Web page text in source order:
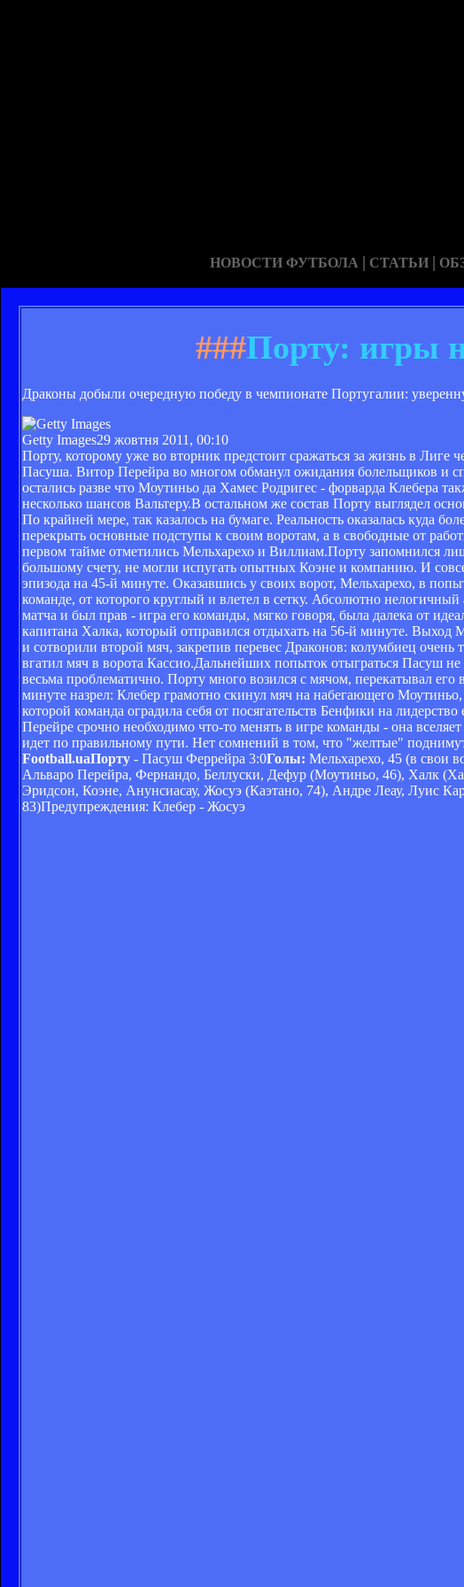
НОВОСТИ ФУТБОЛА | СТАТЬИ |
###Порту: игры
Драконы добыли очередную победу в чемпионате Португалии:
Getty Images29 жовтня 2011, 00:10
Порту, которому уже во вторник предстоит сражаться за жизнь в
Пасуша. Витор Перейра во многом обманул ожидания болельщиков и
остались разве что Моутиньо да Хамес Родригес - форварда Клебера
несколько шансов Вальтеру.В остальном же состав Порту выглядел
По крайней мере, так казалось на бумаге. Реальность оказалась куда
перекрыть основные подступы к своим воротам, а в свободные от
первом тайме отметились Мельхарехо и Виллиам.Порту запомнился
большому счету, не могли испугать опытных Коэне и компанию. И
эпизода на 45-й минуте. Оказавшись у своих ворот, Мельхарехо, в
команде, от которого круглый и влетел в сетку. Абсолютно
матча и был прав - игра его команды, мягко говоря, была далека от
капитана Халка, который отправился отдыхать на 56-й минуте.
и сотворили второй мяч, закрепив перевес Драконов: колумбиец
вгатил мяч в ворота Кассио.Дальнейших попыток отыграться Пасуш не
весьма проблематично. Порту много возился с мячом, перекатывал
минуте назрел: Клебер грамотно скинул мяч на набегающего
которой команда оградила себя от посягательств Бенфики на
Перейре срочно необходимо что-то менять в игре команды - она
идет по правильному пути. Нет сомнений в том, что "желтые"
Football.uaПорту - Пасуш Феррейра 3:0Голы: Мельхарехо, 45 (в свои
Альваро Перейра, Фернандо, Беллуски, Дефур (Моутиньо, 46), Халк
Эридсон, Коэне, Анунсиасау, Жосуэ (Каэтано, 74), Андре Леау, Луис
83)Предупреждения: Клебер - Жосуэ